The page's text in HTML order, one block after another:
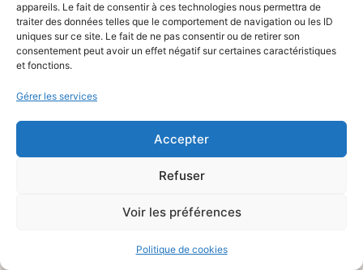
appareils. Le fait de consentir à ces technologies nous permettra de
traiter des données telles que le comportement de navigation ou les ID
uniques sur ce site. Le fait de ne pas consentir ou de retirer son
consentement peut avoir un effet négatif sur certaines caractéristiques
et fonctions.
Gérer les services
Accepter
Refuser
Voir les préférences
Politique de cookies